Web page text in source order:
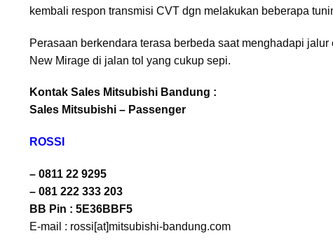
kembali respon transmisi CVT dgn melakukan beberapa
Perasaan berkendara terasa berbeda saat menghadapi
New Mirage di jalan tol yang cukup sepi.
Kontak Sales Mitsubishi Bandung :
Sales Mitsubishi – Passenger
ROSSI
– 0811 22 9295
– 081 222 333 203
BB Pin : 5E36BBF5
E-mail : rossi[at]mitsubishi-bandung.com